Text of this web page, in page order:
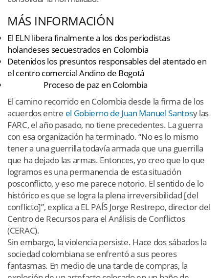
MÁS INFORMACIÓN
El ELN libera finalmente a los dos periodistas
holandeses secuestrados en Colombia
Detenidos los presuntos responsables del atentado en
el centro comercial Andino de Bogotá
Proceso de paz en Colombia
El camino recorrido en Colombia desde la firma de los
acuerdos entre el Gobierno de Juan Manuel Santosy las
FARC, el año pasado, no tiene precedentes. La guerra
con esa organización ha terminado. “No es lo mismo
tener a una guerrilla todavía armada que una guerrilla
que ha dejado las armas. Entonces, yo creo que lo que
logramos es una permanencia de esta situación
posconflicto, y eso me parece notorio. El sentido de lo
histórico es que se logra la plena irreversibilidad [del
conflicto]”, explica a EL PAÍS Jorge Restrepo, director del
Centro de Recursos para el Análisis de Conflictos
(CERAC).
Sin embargo, la violencia persiste. Hace dos sábados la
sociedad colombiana se enfrentó a sus peores
fantasmas. En medio de una tarde de compras, la